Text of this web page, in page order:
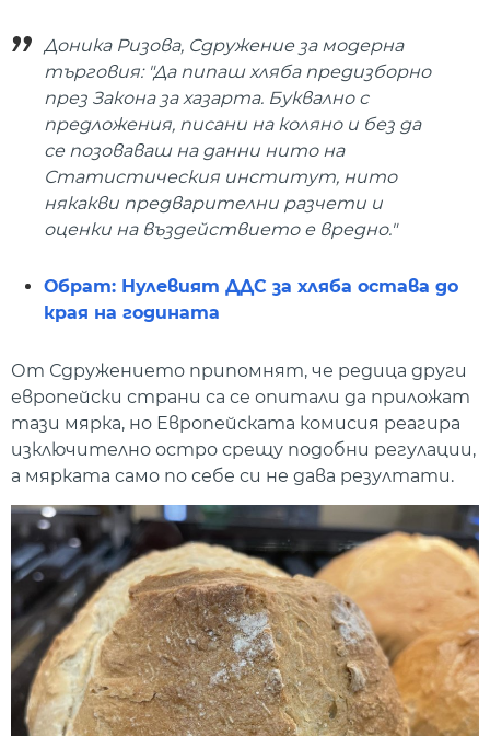
Доника Ризова, Сдружение за модерна
търговия: "Да пипаш хляба предизборно
през Закона за хазарта. Буквално с
предложения, писани на коляно и без да
се позоваваш на данни нито на
Статистическия институт, нито
някакви предварителни разчети и
оценки на въздействието е вредно."
Обрат: Нулевият ДДС за хляба остава до
края на годината
От Сдружението припомнят, че редица други
европейски страни са се опитали да приложат
тази мярка, но Европейската комисия реагира
изключително остро срещу подобни регулации,
а мярката само по себе си не дава резултати.